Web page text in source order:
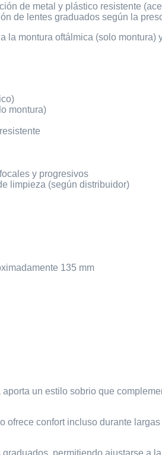
de metal y plástico resistente
de lentes graduados según la
la montura oftálmica (solo montura)
montura)
y progresivos
limpieza (según distribuidor)
135 mm
un estilo sobrio que
ofrece confort incluso durante
permitiendo ajustarse a